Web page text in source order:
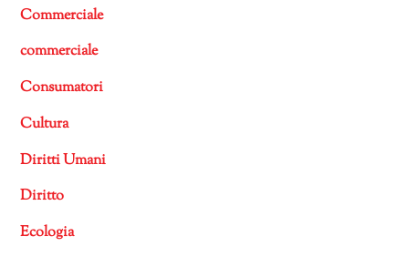
Commerciale
commerciale
Consumatori
Cultura
Diritti Umani
Diritto
Ecologia